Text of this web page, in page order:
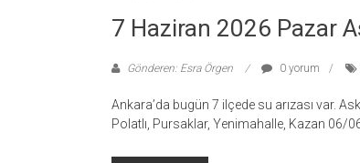
7 Haziran 2026 Pazar
Gönderen: Esra Örgen 0 yorum
Ankara’da bugün 7 ilçede su arızası var.
Polatlı, Pursaklar, Yenimahalle, Kazan